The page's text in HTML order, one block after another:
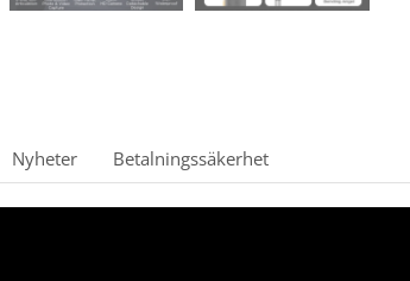
Nyheter Betalningssäkerhet